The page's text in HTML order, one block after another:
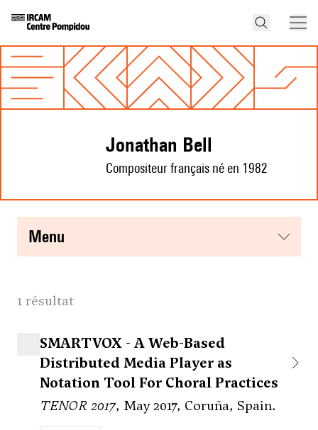
Jonathan Bell
Compositeur français né en 1982
menu
1 résultat
SMARTVOX - A Web-Based
Distributed Media Player as
Notation Tool For Choral Practices
TENOR 2017, May 2017, Coruña, Spain.